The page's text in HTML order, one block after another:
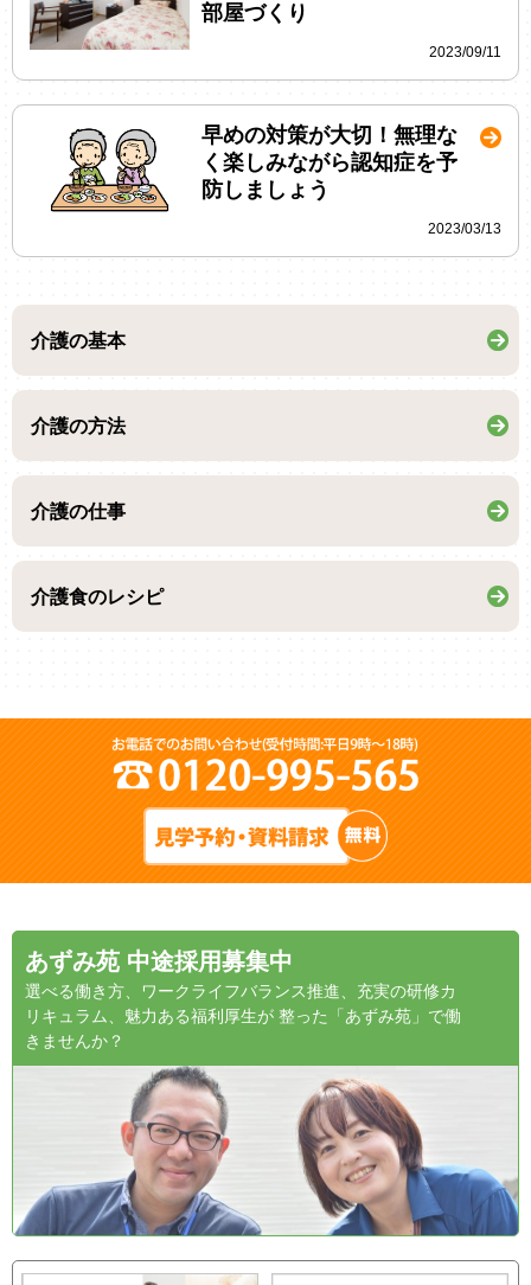
部屋づくり
2023/09/11
早めの対策が大切！無理な
く楽しみながら認知症を予
防しましょう
2023/03/13
介護の基本
介護の方法
介護の仕事
介護食のレシピ
あずみ苑 中途採用募集中
選べる働き方、ワークライフバランス推進、充実の研修カ
リキュラム、魅力ある福利厚生が 整った「あずみ苑」で働
きませんか？